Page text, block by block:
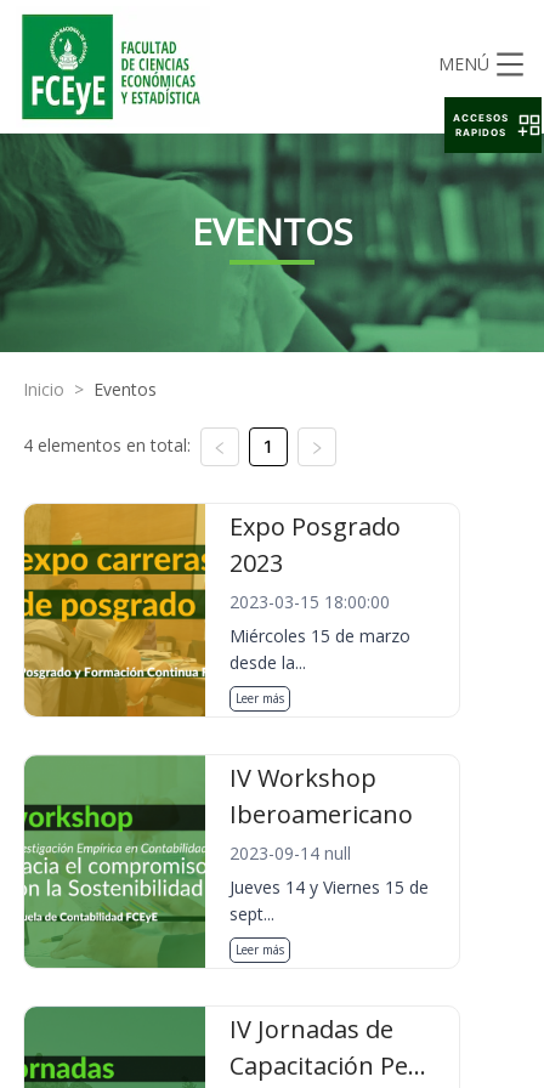
MENÚ
EVENTOS
Inicio > Eventos
4 elementos en total: 1
Expo Posgrado
2023
2023-03-15 18:00:00
Miércoles 15 de marzo
desde la...
Leer más
IV Workshop
Iberoamericano
2023-09-14 null
Jueves 14 y Viernes 15 de
sept...
Leer más
IV Jornadas de
Capacitación Pe...
ACCESOS
RAPIDOS